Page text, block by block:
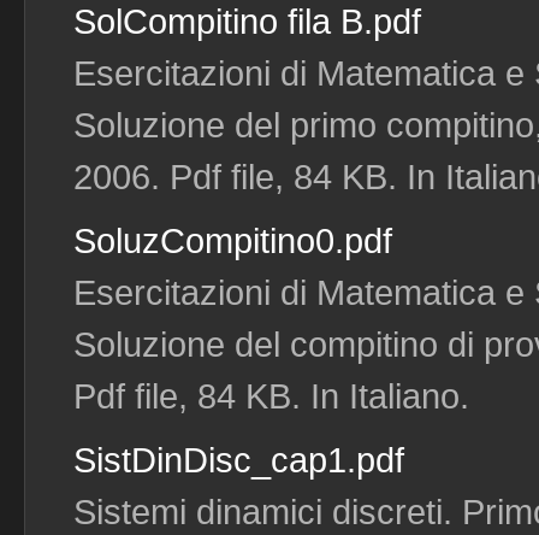
SolCompitino fila B.pdf
Esercitazioni di Matematica
Soluzione del primo
2006. Pdf file, 84 KB. In
SoluzCompitino0.pdf
Esercitazioni di Matematica
Soluzione del compitino di
Pdf file, 84 KB. In Italiano.
SistDinDisc_cap1.pdf
Sistemi dinamici discreti.